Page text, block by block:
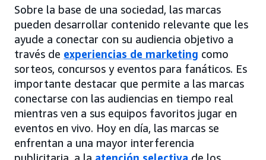
Sobre la base de una sociedad, las marcas
pueden desarrollar contenido relevante que les
ayude a conectar con su audiencia objetivo a
través de experiencias de marketing como
sorteos, concursos y eventos para fanáticos. Es
importante destacar que permite a las marcas
conectarse con las audiencias en tiempo real
mientras ven a sus equipos favoritos jugar en
eventos en vivo. Hoy en día, las marcas se
enfrentan a una mayor interferencia